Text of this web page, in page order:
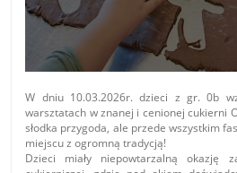
W dniu 10.03.2026r. dzieci z gr. 0b
warsztatach w znanej i cenionej cukierni
słodka przygoda, ale przede wszystkim
miejscu z ogromną tradycją!
Dzieci miały niepowtarzalną okazję